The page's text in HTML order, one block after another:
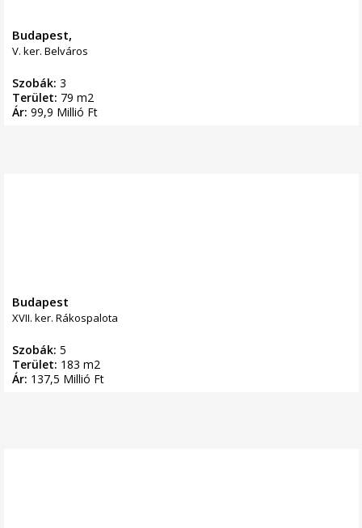
Budapest,
V. ker. Belváros
Szobák: 3
Terület: 79 m2
Ár: 99,9 Millió Ft
Budapest
XVII. ker. Rákospalota
Szobák: 5
Terület: 183 m2
Ár: 137,5 Millió Ft